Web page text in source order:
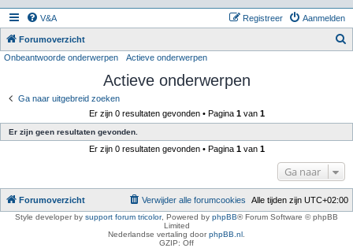
V&A Aanmelden
Registreer
Forumoverzicht
Onbeantwoorde onderwerpen Actieve onderwerpen
Actieve onderwerpen
Ga naar uitgebreid zoeken
Er zijn 0 resultaten gevonden • Pagina 1van 1
Er zijn geen resultaten gevonden.
Er zijn 0 resultaten gevonden • Pagina 1van 1
Ga naar
Forumoverzicht Alle tijden zijn UTC+02:00
Verwijder alle forumcookies
Style developer by support forum tricolor, Powered by phpBB® Forum Software © phpBB
Limited
Nederlandse vertaling doorphpBB.nl
GZIP: Off